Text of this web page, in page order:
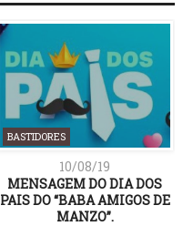
BASTIDORES
10/08/19
MENSAGEM DO DIA DOS
PAIS DO “BABA AMIGOS DE
MANZO”.